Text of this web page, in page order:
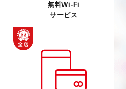
無料Wi-Fi
サービス